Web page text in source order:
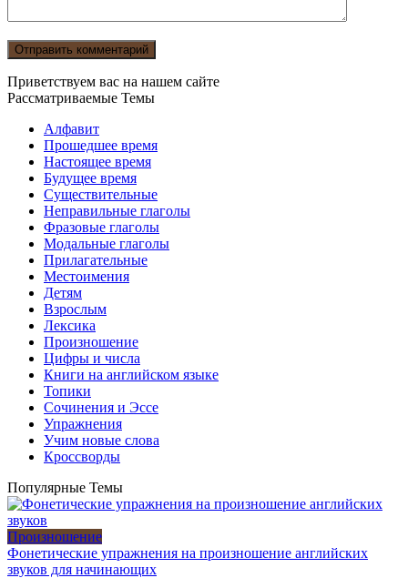
Приветствуем вас на нашем сайте
Рассматриваемые Темы
Алфавит
Прошедшее время
Настоящее время
Будущее время
Существительные
Неправильные глаголы
Фразовые глаголы
Модальные глаголы
Прилагательные
Местоимения
Детям
Взрослым
Лексика
Произношение
Цифры и числа
Книги на английском языке
Топики
Сочинения и Эссе
Упражнения
Учим новые слова
Кроссворды
Популярные Темы
Произношение
Фонетические упражнения на произношение английских
звуков для начинающих